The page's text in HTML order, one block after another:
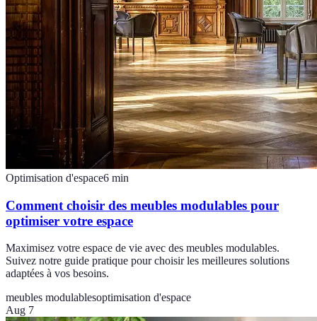
Optimisation d'espace6 min
Comment choisir des meubles modulables pour
optimiser votre espace
Maximisez votre espace de vie avec des meubles modulables.
Suivez notre guide pratique pour choisir les meilleures solutions
adaptées à vos besoins.
meubles modulablesoptimisation d'espace
Aug 7